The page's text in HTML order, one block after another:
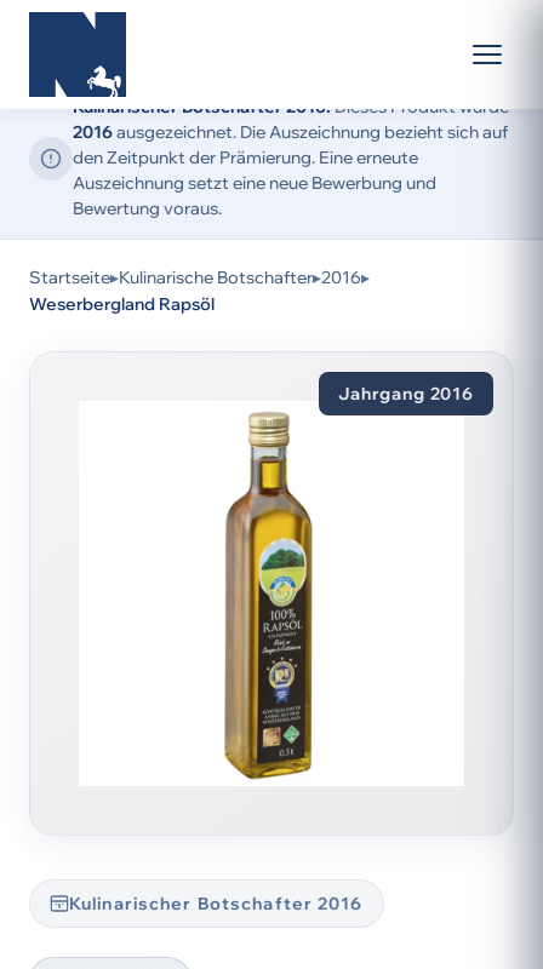
Kulinarischer Botschafter 2016:Dieses Produkt wurde
2016ausgezeichnet. Die Auszeichnung bezieht sich auf
den Zeitpunkt der Prämierung. Eine erneute
Auszeichnung setzt eine neue Bewerbung und
Bewertung voraus.
Startseite▸Kulinarische Botschafter▸2016▸
Weserbergland Rapsöl
Jahrgang 2016
Kulinarischer Botschafter 2016